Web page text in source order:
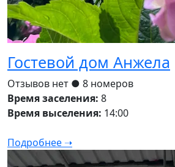
Гостевой дом Анжела
Отзывов нет ● 8 номеров
Время заселения: 8
Время выселения: 14:00
Подробнее ➝